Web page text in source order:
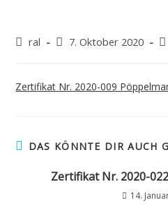
ral 7. Oktober 2020
Zertifikat Nr. 2020-009
DAS KÖNNTE DIR AUCH
Zertifikat Nr. 2020-
14.